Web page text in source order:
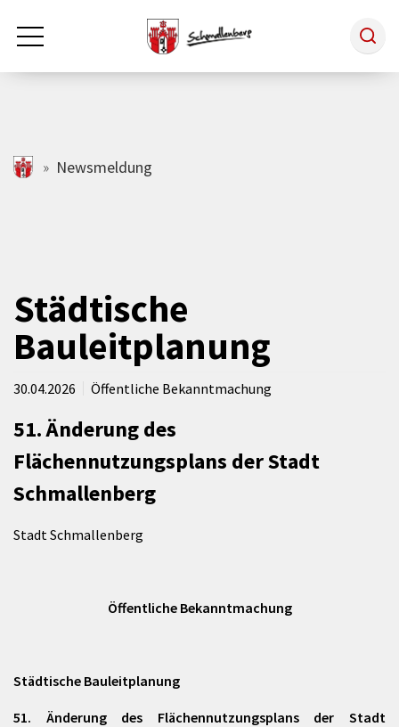
Zum Hauptinhalt springen
Rathaus & Politik
Freizeit & Kultur
Wirtschaft
schmallenberg.de
Newsmeldung
Städtische
Bauleitplanung
30.04.2026 Öffentliche Bekanntmachung
51. Änderung des
Flächennutzungsplans der Stadt
Schmallenberg
Stadt Schmallenberg
Öffentliche Bekanntmachung
Städtische Bauleitplanung
51. Änderung des Flächennutzungsplans der Stadt